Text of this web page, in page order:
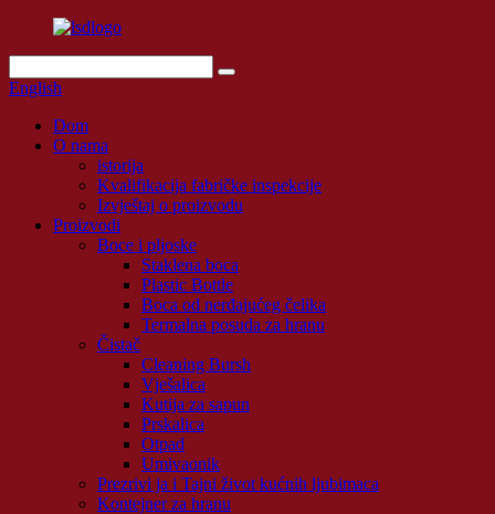
English
Dom
O nama
istorija
Kvalifikacija fabričke inspekcije
Izvještaj o proizvodu
Proizvodi
Boce i pljoske
Staklena boca
Plastic Bottle
Boca od nerđajućeg čelika
Termalna posuda za hranu
Čistač
Cleaning Bursh
Vješalica
Kutija za sapun
Prskalica
Otpad
Umivaonik
Prezrivi ja i Tajni život kućnih ljubimaca
Kontejner za hranu